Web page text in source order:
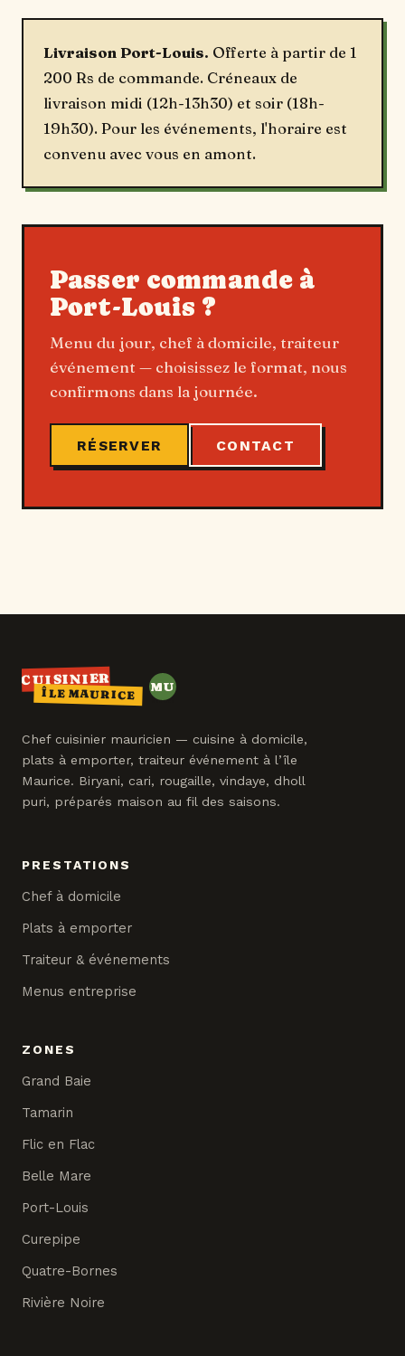
Livraison Port-Louis. Offerte à partir de 1
200 Rs de commande. Créneaux de
livraison midi (12h-13h30) et soir (18h-
19h30). Pour les événements, l'horaire est
convenu avec vous en amont.
Passer commande à
Port-Louis ?
Menu du jour, chef à domicile, traiteur
événement — choisissez le format, nous
confirmons dans la journée.
RÉSERVER CONTACT
CUISINIER
ÎLE MAURICE MU
Chef cuisinier mauricien — cuisine à domicile,
plats à emporter, traiteur événement à l’île
Maurice. Biryani, cari, rougaille, vindaye, dholl
puri, préparés maison au fil des saisons.
PRESTATIONS
Chef à domicile
Plats à emporter
Traiteur & événements
Menus entreprise
ZONES
Grand Baie
Tamarin
Flic en Flac
Belle Mare
Port-Louis
Curepipe
Quatre-Bornes
Rivière Noire